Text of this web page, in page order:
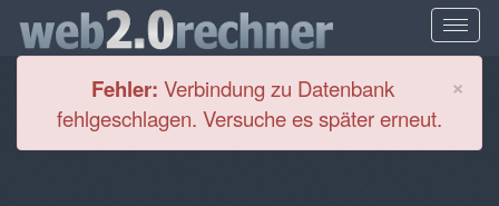
×
Fehler: Verbindung zu Datenbank
fehlgeschlagen. Versuche es später erneut.